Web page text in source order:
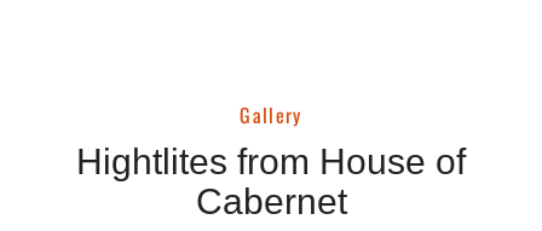
Gallery
Hightlites from House of
Cabernet